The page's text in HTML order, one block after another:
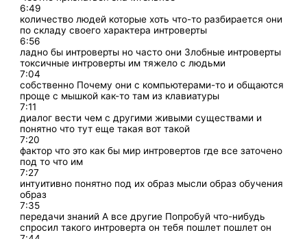
6:49
количество людей которые хоть что-то разбирается они
по складу своего характера интроверты
6:56
ладно бы интроверты но часто они Злобные интроверты
токсичные интроверты им тяжело с людьми
7:04
собственно Почему они с компьютерами-то и общаются
проще с мышкой как-то там из клавиатуры
7:11
диалог вести чем с другими живыми существами и
понятно что тут еще такая вот такой
7:20
фактор что это как бы мир интровертов где все заточено
под то что им
7:27
интуитивно понятно под их образ мысли образ обучения
образ
7:35
передачи знаний А все другие Попробуй что-нибудь
спросил такого интроверта он тебя пошлет пошлет он